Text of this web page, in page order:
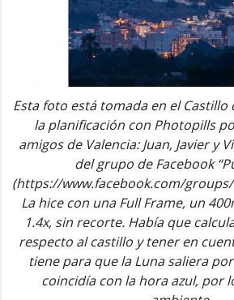
Esta foto está tomada en el Castillo
la planificación con Photopills
amigos de Valencia: Juan, Javier y
del grupo de Facebook
(https://www.facebook.com/groups/
La hice con una Full Frame, un
1.4x, sin recorte. Había que
respecto al castillo y tener en
tiene para que la Luna saliera
coincidía con la hora azul, por